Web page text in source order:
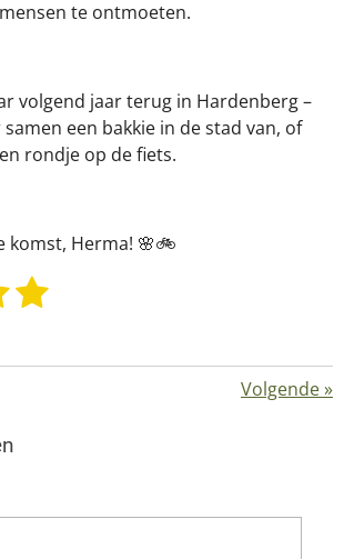
te ontmoeten.
volgend jaar terug in Hardenberg –
een bakkie in de stad van, of
rondje op de fiets.
komst, Herma! 🌸🚲
5
t
r
r
e
S
Volgende»